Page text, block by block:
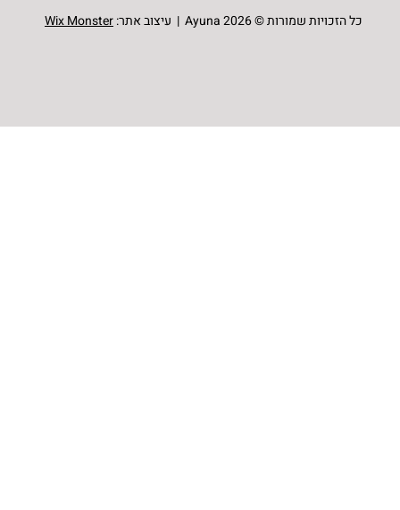
כל הזכויות שמורות © Ayuna 2026 | עיצוב אתר: Wix Monster